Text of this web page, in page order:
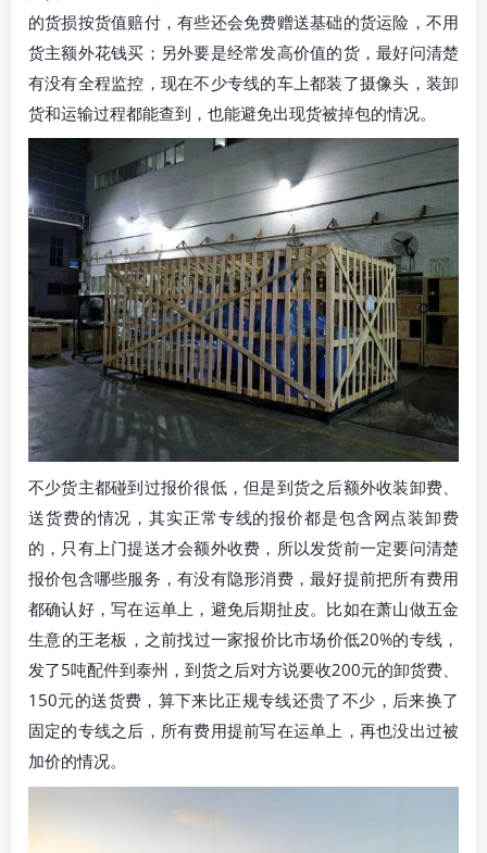
的货损按货值赔付，有些还会免费赠送基础的货运险，不用
货主额外花钱买；另外要是经常发高价值的货，最好问清楚
有没有全程监控，现在不少专线的车上都装了摄像头，装卸
货和运输过程都能查到，也能避免出现货被掉包的情况。
不少货主都碰到过报价很低，但是到货之后额外收装卸费、
送货费的情况，其实正常专线的报价都是包含网点装卸费
的，只有上门提送才会额外收费，所以发货前一定要问清楚
报价包含哪些服务，有没有隐形消费，最好提前把所有费用
都确认好，写在运单上，避免后期扯皮。比如在萧山做五金
生意的王老板，之前找过一家报价比市场价低20%的专线，
发了5吨配件到泰州，到货之后对方说要收200元的卸货费、
150元的送货费，算下来比正规专线还贵了不少，后来换了
固定的专线之后，所有费用提前写在运单上，再也没出过被
加价的情况。